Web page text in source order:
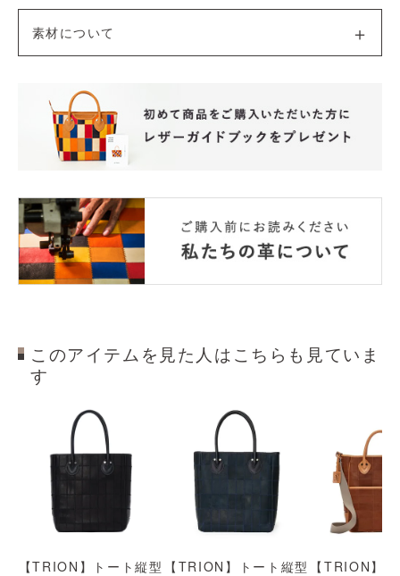
素材について
このアイテムを見た人はこちらも見ていま
す
【TRION】トート縦型 【TRION】トート縦型 【TRION】